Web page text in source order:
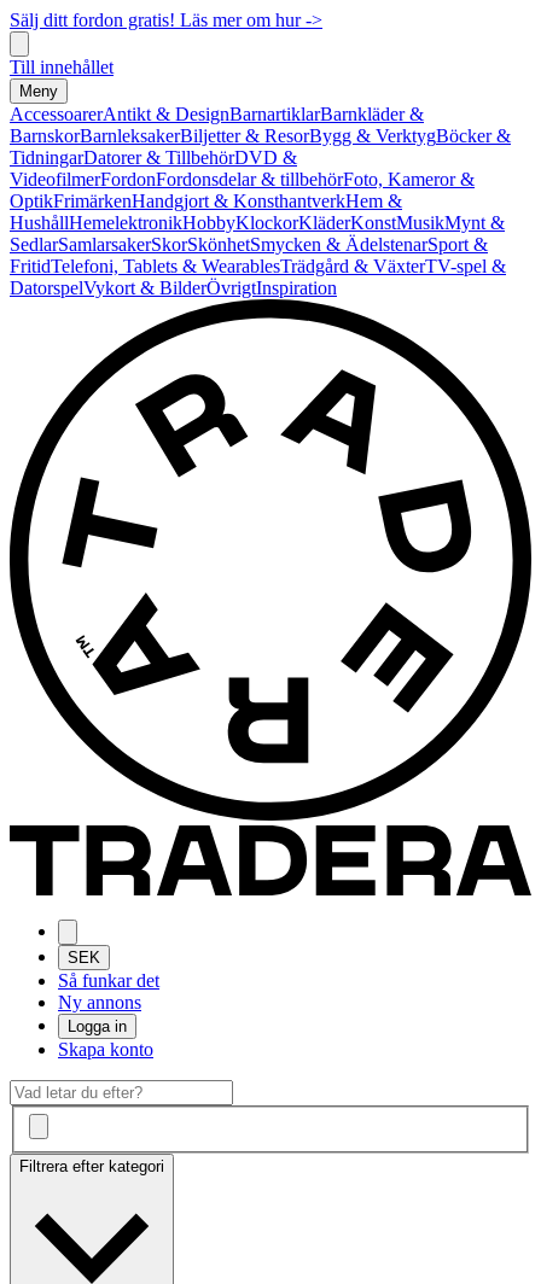
Sälj ditt fordon gratis! Läs mer om hur ->
Till innehållet
Meny
AccessoarerAntikt & DesignBarnartiklarBarnkläder &
BarnskorBarnleksakerBiljetter & ResorBygg & VerktygBöcker &
TidningarDatorer & TillbehörDVD &
VideofilmerFordonFordonsdelar & tillbehörFoto, Kameror &
OptikFrimärkenHandgjort & KonsthantverkHem &
HushållHemelektronikHobbyKlockorKläderKonstMusikMynt &
SedlarSamlarsakerSkorSkönhetSmycken & ÄdelstenarSport &
FritidTelefoni, Tablets & WearablesTrädgård & VäxterTV-spel &
DatorspelVykort & BilderÖvrigtInspiration
SEK
Så funkar det
Ny annons
Logga in
Skapa konto
Filtrera efter kategori